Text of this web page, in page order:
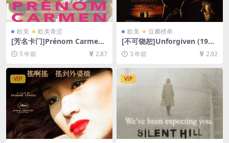
欧美 欧美青涩
[芳名卡门]Prénom Carmen
(1983)[百度网盘+迅雷云盘资
源1080P超清未删减][MP4/5
GB][原声中字]
5 年前 2.87
欧美 豆瓣榜单
[不可饶恕]Unforgiven (199
2)[百度网盘+夸克网盘1080P
超清未删减资源][网盘在线播
放/下载][MP4/8.4GB][中文字
幕]
3 年前 2.92
VIP VIP